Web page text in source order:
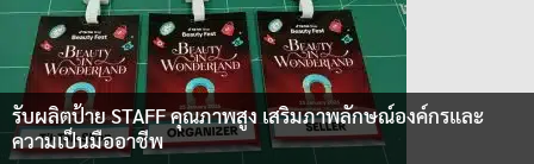
รับผลิตป้าย STAFF คุณภาพสูง เสริมภาพลักษณ์องค์กรและ
ความเป็นมืออาชีพ